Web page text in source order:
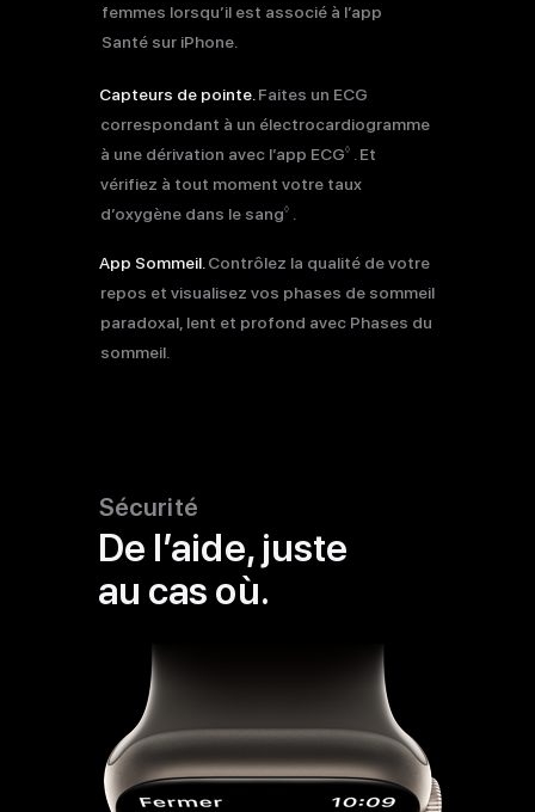
femmes lorsqu’il est associé à l’app
Santé sur iPhone.
Capteurs de pointe. Faites un ECG
correspondant à un électrocardiogramme
à une dérivation avec l’app ECG◊
Voir
. Et
vérifiez à tout moment votre taux
d’oxygène dans le sang◊
mentions
App Sommeil. Contrôlez la qualité de votre
repos et visualisez vos phases de sommeil
paradoxal, lent et profond avec Phases du
sommeil.
Sécurité
De l’aide, juste
au cas où.